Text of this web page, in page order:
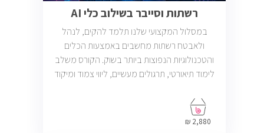
רשתות וסייבר בשילוב כלי AI
במסלול המקצועי שלנו תלמד להקים, לנהל
ולאבטח רשתות מחשבים באמצעות הכלים
והטכנולוגיות הנפוצות ביותר בשוק. הקורס משלב
לימוד תיאורטי, תרגולים מעשיים, ליווי צמוד ומיקוד
2,880 ₪